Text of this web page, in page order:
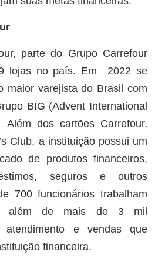
parte do Grupo Carrefour
lojas no país. Em 2022 se
maior varejista do Brasil com
BIG (Advent International
dos cartões Carrefour,
Club, a instituição possui um
de produtos financeiros,
seguros e outros
700 funcionários trabalham
além de mais de 3 mil
atendimento e vendas que
financeira.